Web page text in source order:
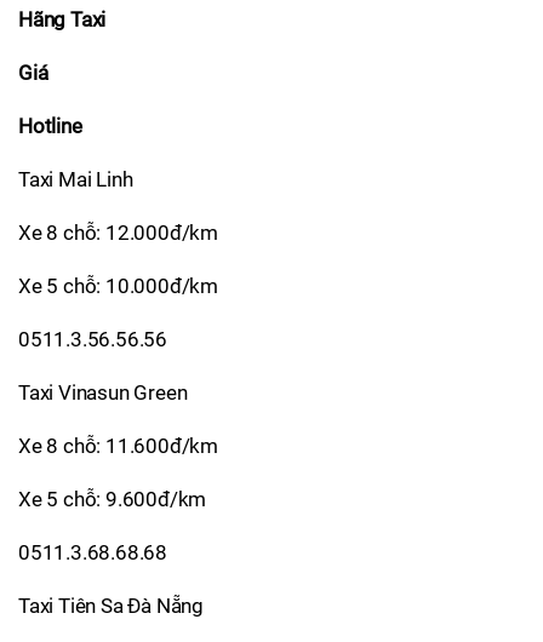
Hãng Taxi
Giá
Hotline
Taxi Mai Linh
Xe 8 chỗ: 12.000đ/km
Xe 5 chỗ: 10.000đ/km
0511.3.56.56.56
Taxi Vinasun Green
Xe 8 chỗ: 11.600đ/km
Xe 5 chỗ: 9.600đ/km
0511.3.68.68.68
Taxi Tiên Sa Đà Nẵng